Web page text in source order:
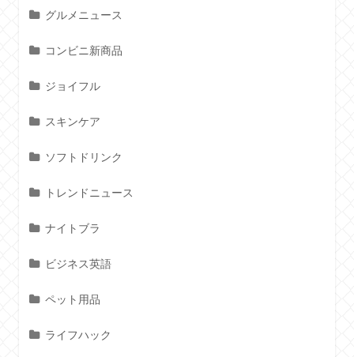
グルメニュース
コンビニ新商品
ジョイフル
スキンケア
ソフトドリンク
トレンドニュース
ナイトブラ
ビジネス英語
ペット用品
ライフハック